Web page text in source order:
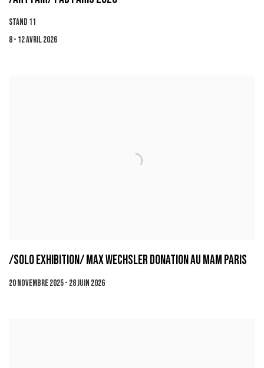
STAND 11
8 - 12 AVRIL 2026
/SOLO EXHIBITION/ MAX WECHSLER DONATION AU MAM PARIS
20 NOVEMBRE 2025 - 28 JUIN 2026